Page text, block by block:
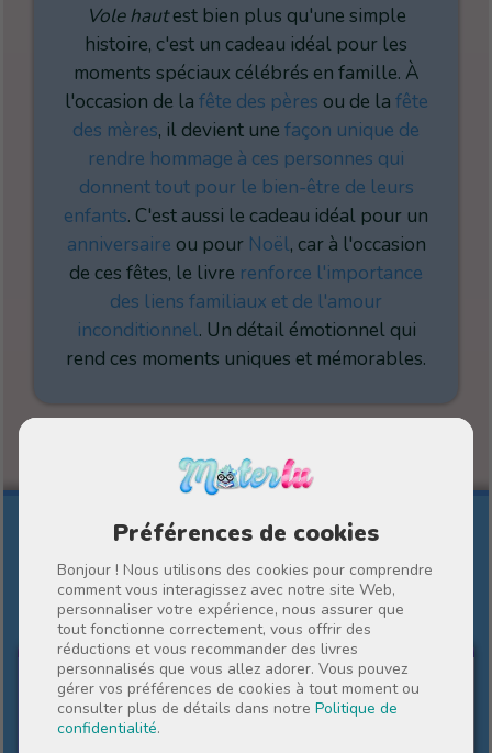
Préférences de cookies
Bonjour ! Nous utilisons des cookies pour comprendre
comment vous interagissez avec notre site Web,
personnaliser votre expérience, nous assurer que
tout fonctionne correctement, vous offrir des
réductions et vous recommander des livres
personnalisés que vous allez adorer. Vous pouvez
gérer vos préférences de cookies à tout moment ou
consulter plus de détails dans notre Politique de
confidentialité.
Vole hautest bien plus qu'une simple
histoire, c'est un cadeau idéal pour les
moments spéciaux célébrés en famille. À
l'occasion de la fête des pères ou de la fête
des mères, il devient une façon unique de
rendre hommage à ces personnes qui
donnent tout pour le bien-être de leurs
enfants. C'est aussi le cadeau idéal pour un
anniversaire ou pour Noël, car à l'occasion
de ces fêtes, le livre renforce l'importance
des liens familiaux et de l'amour
inconditionnel. Un détail émotionnel qui
rend ces moments uniques et mémorables.
D'autres histoires Materlu
POUR UN PROFESSEUR